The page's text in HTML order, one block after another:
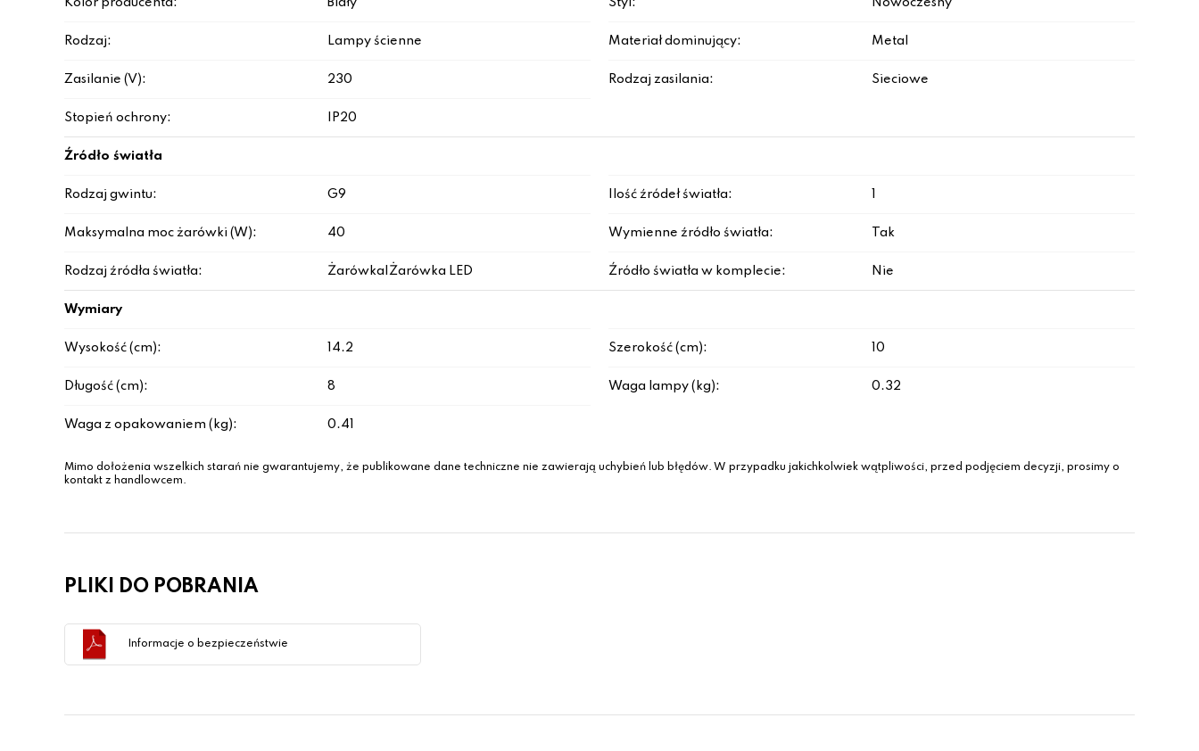
Kolor producenta: Biały Styl: Nowoczesny
Rodzaj: Lampy ścienne Materiał dominujący: Metal
Zasilanie (V): 230 Rodzaj zasilania: Sieciowe
Stopień ochrony: IP20
Źródło światła
Rodzaj gwintu: G9 Ilość źródeł światła:
Maksymalna moc żarówki (W): 40 Wymienne źródło światła: Tak
Rodzaj źródła światła: Żarówka|Żarówka LED Źródło światła w komplecie: Nie
Wymiary
Wysokość (cm): 14.2 Szerokość (cm): 10
Długość (cm): 8 Waga lampy (kg): 0.32
Waga z opakowaniem (kg): 0.41
Mimo dołożenia wszelkich starań nie gwarantujemy, że publikowane dane techniczne nie zawierają uchybień lub błędów. W przypadku jakichkolwiek wątpliwości, przed podjęciem decyzji, prosimy o
kontakt z handlowcem.
PLIKI DO POBRANIA
Informacje o bezpieczeństwie